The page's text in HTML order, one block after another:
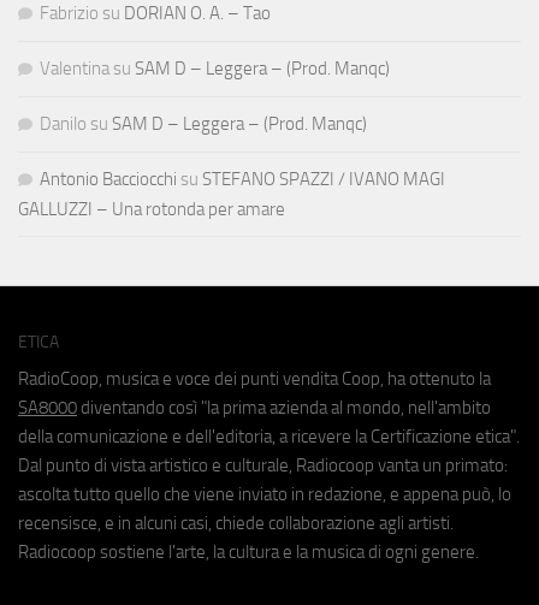
Fabrizio su DORIAN O. A. – Tao
Valentina su SAM D – Leggera – (Prod. Manqc)
Danilo su SAM D – Leggera – (Prod. Manqc)
Antonio Bacciocchi su STEFANO SPAZZI / IVANO MAGI
GALLUZZI – Una rotonda per amare
ETICA
RadioCoop, musica e voce dei punti vendita Coop, ha ottenuto la
SA8000 diventando così "la prima azienda al mondo, nell'ambito
della comunicazione e dell'editoria, a ricevere la Certificazione etica".
Dal punto di vista artistico e culturale, Radiocoop vanta un primato:
ascolta tutto quello che viene inviato in redazione, e appena può, lo
recensisce, e in alcuni casi, chiede collaborazione agli artisti.
Radiocoop sostiene l'arte, la cultura e la musica di ogni genere.